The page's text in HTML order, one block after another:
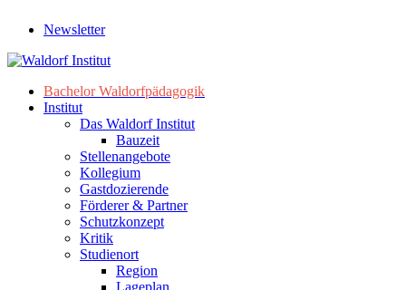
Newsletter
Bachelor Waldorfpädagogik
Institut
Das Waldorf Institut
Bauzeit
Stellenangebote
Kollegium
Gastdozierende
Förderer & Partner
Schutzkonzept
Kritik
Studienort
Region
Lageplan